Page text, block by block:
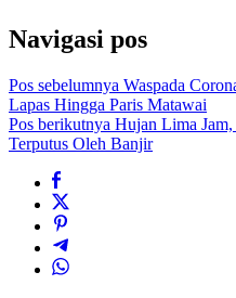
Navigasi pos
Pos sebelumnya Waspada
Lapas Hingga Paris Matawai
Pos berikutnya Hujan Lima
Terputus Oleh Banjir